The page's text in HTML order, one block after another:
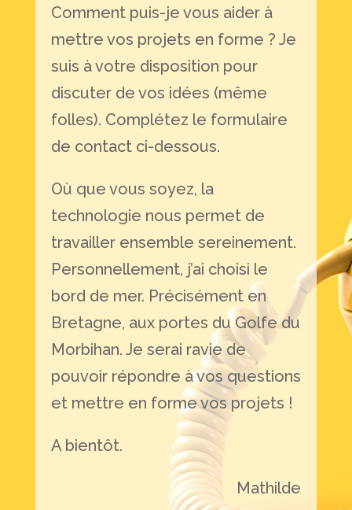
Comment puis-je vous aider à
mettre vos projets en forme ? Je
suis à votre disposition pour
discuter de vos idées (même
folles). Complétez le formulaire
de contact ci-dessous.
Où que vous soyez, la
technologie nous permet de
travailler ensemble sereinement.
Personnellement, j’ai choisi le
bord de mer. Précisément en
Bretagne, aux portes du Golfe du
Morbihan. Je serai ravie de
pouvoir répondre à vos questions
et mettre en forme vos projets !
A bientôt.
Mathilde